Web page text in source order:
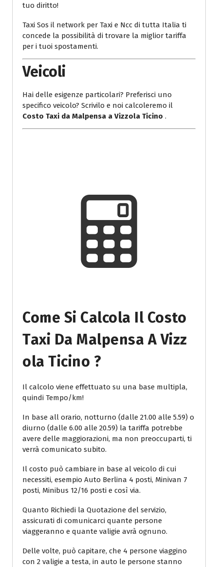
tuo diritto!
Taxi Sos il network per Taxi e Ncc di tutta Italia ti
concede la possibilità di trovare la miglior tariffa
per i tuoi spostamenti.
Veicoli
Hai delle esigenze particolari? Preferisci uno
specifico veicolo? Scrivilo e noi calcoleremo il
Costo Taxi da Malpensa a Vizzola Ticino .
Come Si Calcola Il Costo
Taxi Da Malpensa A Vizz
Ola Ticino ?
Il calcolo viene effettuato su una base multipla,
quindi Tempo/km!
In base all orario, notturno (dalle 21.00 alle 5.59) o
diurno (dalle 6.00 alle 20.59) la tariffa potrebbe
avere delle maggiorazioni, ma non preoccuparti, ti
verrà comunicato subito.
Il costo può cambiare in base al veicolo di cui
necessiti, esempio Auto Berlina 4 posti, Minivan 7
posti, Minibus 12/16 posti e così via.
Quanto Richiedi la Quotazione del servizio,
assicurati di comunicarci quante persone
viaggeranno e quante valigie avrà ognuno.
Delle volte, può capitare, che 4 persone viaggino
con 2 valigie a testa, in auto le persone stanno